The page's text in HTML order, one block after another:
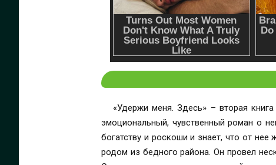
«Удержи меня. Здесь» – вторая
эмоциональный, чувственный роман о
богатству и роскоши и знает, что от
родом из бедного района. Он провел